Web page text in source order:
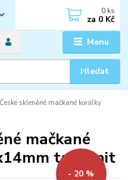
Menu
Hledat
0 ks
za 0 Kč
skleněné mačkané korálky
mačkané
tanzanit
- 20 %